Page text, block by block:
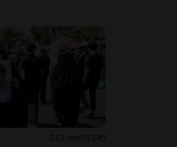
12 ore 1 45